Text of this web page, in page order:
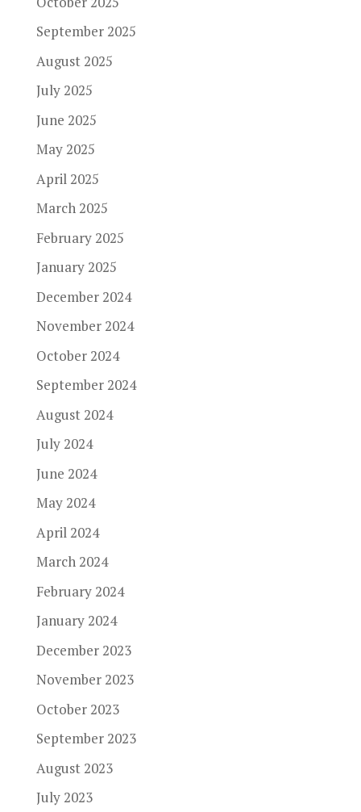
September 2025
August 2025
July 2025
June 2025
May 2025
April 2025
March 2025
February 2025
January 2025
December 2024
November 2024
October 2024
September 2024
August 2024
July 2024
June 2024
May 2024
April 2024
March 2024
February 2024
January 2024
December 2023
November 2023
October 2023
September 2023
August 2023
July 2023